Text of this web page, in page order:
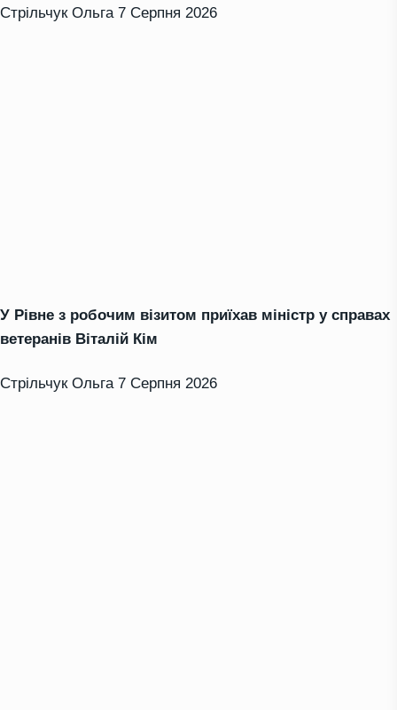
Стрільчук Ольга 7 Серпня 2026
У Рівне з робочим візитом приїхав міністр у справах
ветеранів Віталій Кім
Стрільчук Ольга 7 Серпня 2026